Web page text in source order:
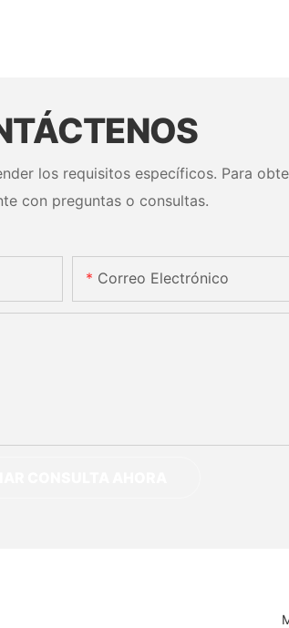
los requisitos específicos. Para
con preguntas o consultas.
Correo Electrónico